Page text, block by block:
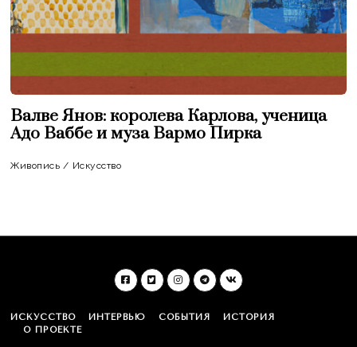
Валве Янов: королева Карлова, ученица
Адо Ваббе и муза Вармо Пирка
Живопись / Искусство
ИСКУССТВО ИНТЕРВЬЮ СОБЫТИЯ
ИСТОРИЯ
О ПРОЕКТЕ